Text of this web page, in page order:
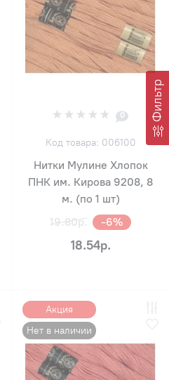
Фильтр
0
Код товара: 006100
Нитки Мулине Хлопок
ПНК им. Кирова 9208, 8
м. (по 1 шт)
19.80р.
-6%
18.54р.
Акция
Нет в наличии